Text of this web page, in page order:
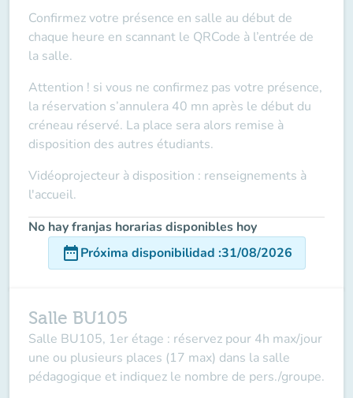
Confirmez votre présence en salle au début de
chaque heure en scannant le QRCode à l’entrée de
la salle.
Attention ! si vous ne confirmez pas votre présence,
la réservation s’annulera 40 mn après le début du
créneau réservé. La place sera alors remise à
disposition des autres étudiants.
Vidéoprojecteur à disposition : renseignements à
l'accueil.
No hay franjas horarias disponibles hoy
date_rangePróxima disponibilidad :31/08/2026
Salle BU105
Salle BU105, 1er étage : réservez pour 4h max/jour
une ou plusieurs places (17 max) dans la salle
pédagogique et indiquez le nombre de pers./groupe.